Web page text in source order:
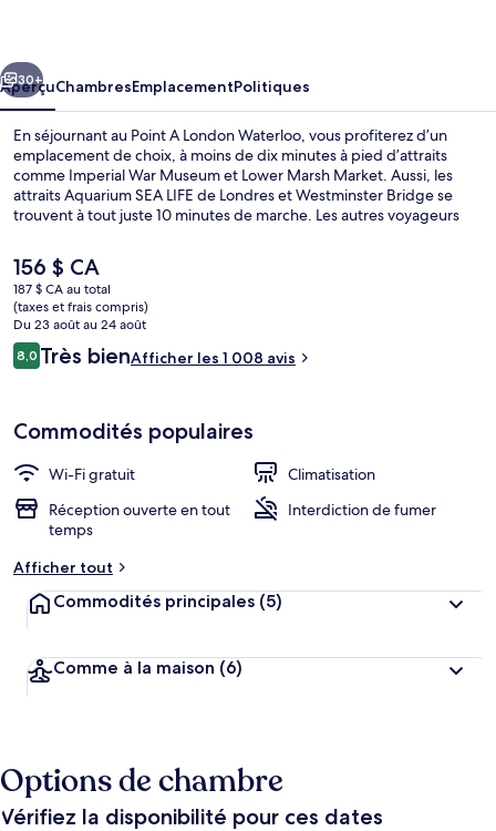
Waterloo
Suivant
30+
AperçuChambresEmplacementPolitiques
En séjournant au Point A London Waterloo, vous profiterez d’un
emplacement de choix, à moins de dix minutes à pied d’attraits
comme Imperial War Museum et Lower Marsh Market. Aussi, les
attraits Aquarium SEA LIFE de Londres et Westminster Bridge se
trouvent à tout juste 10 minutes de marche. Les autres voyageurs
L’hébergement se situe à quelques minutes de marche du transport
en commun : Station de métro Lambeth North est à quelques pas et
Station de métro Waterloo se trouve à 10 minutes.
Le
prix
actuel
est
de 156 $ CA
156 $ CA
187 $ CA au total
(taxes et frais compris)
Du 23 août au 24 août
Avis
8,08,0 sur 10 –
Très bienAfficher les 1 008 avis
Commodités populaires
Wi-Fi gratuit
Climatisation
Réception ouverte en tout
temps
Interdiction de fumer
Afficher tout
Commodités principales (5)
Comme à la maison (6)
Options de chambre
Vérifiez la disponibilité pour ces dates